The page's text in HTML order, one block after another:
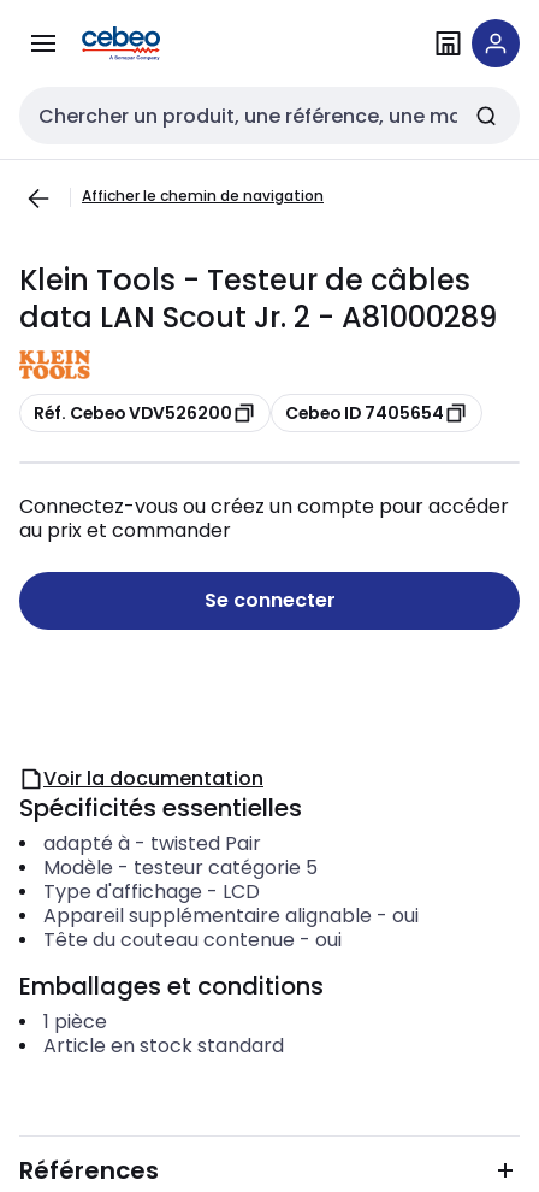
navigationau
Entrée de recherche
Afficher le chemin de navigation
Klein Tools - Testeur de câbles
data LAN Scout Jr. 2 - A81000289
Copier
Réf. Cebeo VDV526200 Copier
Cebeo ID 7405654
Connectez-vous ou créez un compte pour accéder
au prix et commander
Se connecter
Voir la documentation
Spécificités essentielles
adapté à- twisted Pair
Modèle - testeur catégorie 5
Type d'affichage - LCD
Appareil supplémentaire alignable - oui
Tête du couteau contenue - oui
Emballages et conditions
1 pièce
Article en stock standard
Références